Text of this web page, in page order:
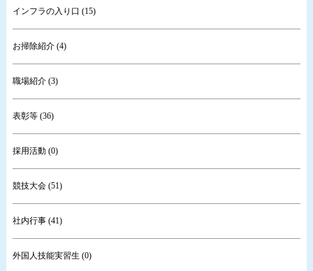
インフラの入り口 (15)
お掃除紹介 (4)
職場紹介 (3)
表彰等 (36)
採用活動 (0)
競技大会 (51)
社内行事 (41)
外国人技能実習生 (0)